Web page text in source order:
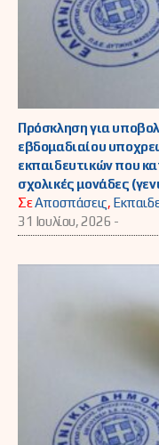
Πρόσκληση για
εβδομαδιαίου
εκπαιδευτικών που
σχολικές μονάδες
ΣεΑποσπάσεις,
31 Ιουλίου, 2026 -